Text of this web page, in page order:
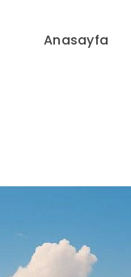
Anasayfa